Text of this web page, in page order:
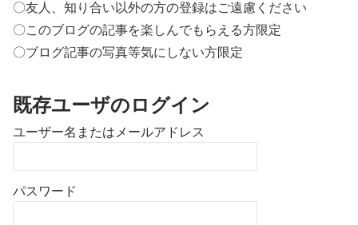
〇友人、知り合い以外の方の登録はご遠慮ください
〇このブログの記事を楽しんでもらえる方限定
〇ブログ記事の写真等気にしない方限定
既存ユーザのログイン
ユーザー名またはメールアドレス
パスワード